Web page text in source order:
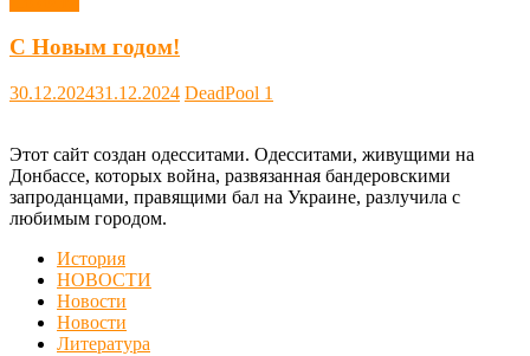
С Новым годом!
30.12.202431.12.2024 DeadPool 1
Этот сайт создан одесситами. Одесситами, живущими на
Донбассе, которых война, развязанная бандеровскими
запроданцами, правящими бал на Украине, разлучила с
любимым городом.
История
НОВОСТИ
Новости
Новости
Литература